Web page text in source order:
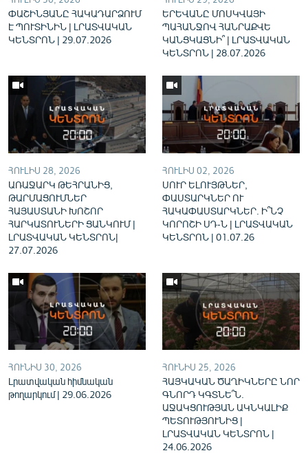
ՓԱՇԻՆՅԱՆԸ ՀԱԿԱԴԱՐՁՈՒՄ
Է ՊՈՒՏԻՆԻՆ | ԼՐԱՏՎԱԿԱՆ
ԿԵՆՏՐՈՆ | 29.07.2026
ԵՐԵՎԱՆԸ ՄՈՍԿՎԱՅԻ
ՊԱՀԱՆՋՈՎ ՀԱՆՐԱՔՎԵ
ԿԱՆՑԿԱՑՆԻ՞ | ԼՐԱՏՎԱԿԱՆ
ԿԵՆՏՐՈՆ | 28.07.2026
ՀՈՒԼԻՍ 28, 2026
ԱՌԱՋԱՐԿ ԹԵՀՐԱՆԻՑ,
ԹԱՐՄԱՑՈՒՄՆԵՐ
ՀԱՅԱՍՏԱՆԻ ԽՈՇՈՐ
ՀԱՐԿԱՏՈՒՆԵՐԻ ՑԱՆԿՈՒՄ |
ԼՐԱՏՎԱԿԱՆ ԿԵՆՏՐՈՆ|
27.07.2026
ՀՈՒԼԻՍ 02, 2026
ՍՈՒՐ ԵԼՈՒՅԹՆԵՐ,
ՓԱՍՏԱՐԿՆԵՐ ՈՒ
ՀԱԿԱՓԱՍՏԱՐԿՆԵՐ. Ի՞ՆՉ
ԿՈՐՈՇԻ ՍԴ-Ն | ԼՐԱՏՎԱԿԱՆ
ԿԵՆՏՐՈՆ | 01.07.26
ՀՈՒՆԻՍ 30, 2026
Լրատվական հիմնական
թողարկում | 29.06.2026
ՀՈՒՆԻՍ 25, 2026
ՀԱՅԿԱԿԱՆ ԾԱՂԻԿՆԵՐԸ ՆՈՐ
ԳՆՈՐԴ ԿԳՏՆԵ՞Ն.
ԱՋԱԿՑՈՒԹՅԱՆ ԱԿՆԿԱԼԻՔ
ՊԵՏՈՒԹՅՈՒՆԻՑ |
ԼՐԱՏՎԱԿԱՆ ԿԵՆՏՐՈՆ |
24.06.2026